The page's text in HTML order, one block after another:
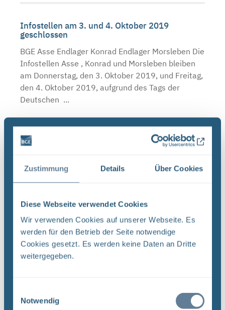
Zustimmung Details Über Cookies
Diese Webseite verwendet Cookies
Wir verwenden Cookies auf unserer Webseite. Es
werden für den Betrieb der Seite notwendige
Cookies gesetzt. Es werden keine Daten an Dritte
weitergegeben.
Notwendig
Infostellen am 3. und 4. Oktober 2019
geschlossen
BGE Asse Endlager Konrad Endlager Morsleben Die
Infostellen Asse , Konrad und Morsleben bleiben
am Donnerstag, den 3. Oktober 2019, und Freitag,
den 4. Oktober 2019, aufgrund des Tags der
Deutschen ...
Infostellen bis zum Ende der Osterferien
BGE Endlager Konrad Endlager Morsleben Asse Die
Wochen bis zum Ende der Osterferien am 19. April
2020. ...
Infostellen wegen Corona-Pandemie
BGE schließt wegen der Corona-Pandemie erneut
die Infostellen Asse, Konrad und Morsleben. Mit